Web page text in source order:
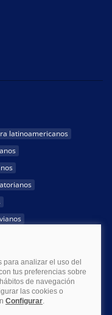
latinoamericanos